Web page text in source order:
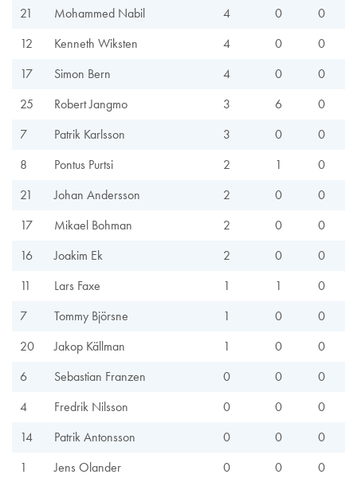
21
Mohammed Nabil 4 0
0
12
Kenneth Wiksten 4 0
0
17
Simon Bern 4 0
0
25
Robert Jangmo 3 6
0
7
Patrik Karlsson 3 0
0
8
Pontus Purtsi 2 1
0
21
Johan Andersson 2 0
0
17
Mikael Bohman 2 0
0
16
Joakim Ek 2 0
0
11
Lars Faxe 1 1
0
7
Tommy Björsne 1 0
0
20
Jakop Källman 1 0
0
6
Sebastian Franzen 0 0
0
4
Fredrik Nilsson 0 0
0
14
Patrik Antonsson 0 0
0
1
Jens Olander 0 0 0